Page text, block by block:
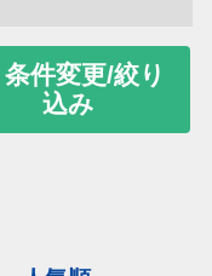
条件変更/絞り
込み